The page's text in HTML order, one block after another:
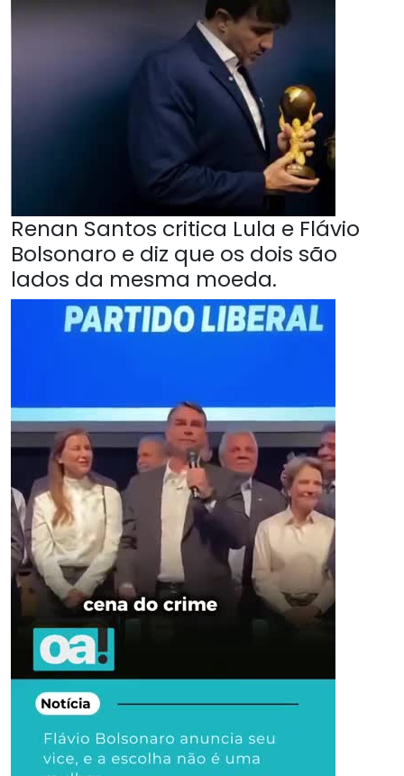
Renan Santos critica Lula e Flávio
Bolsonaro e diz que os dois são
lados da mesma moeda.